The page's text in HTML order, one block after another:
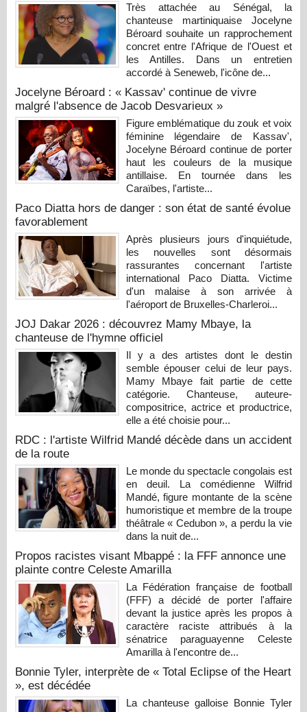
Très attachée au Sénégal, la
chanteuse martiniquaise Jocelyne
Béroard souhaite un rapprochement
concret entre l'Afrique de l'Ouest et
les Antilles. Dans un entretien
accordé à Seneweb, l'icône de...
Jocelyne Béroard : « Kassav' continue de vivre
malgré l'absence de Jacob Desvarieux »
Figure emblématique du zouk et voix
féminine légendaire de Kassav',
Jocelyne Béroard continue de porter
haut les couleurs de la musique
antillaise. En tournée dans les
Caraïbes, l'artiste...
Paco Diatta hors de danger : son état de santé évolue
favorablement
Après plusieurs jours d'inquiétude,
les nouvelles sont désormais
rassurantes concernant l'artiste
international Paco Diatta. Victime
d'un malaise à son arrivée à
l'aéroport de Bruxelles-Charleroi...
JOJ Dakar 2026 : découvrez Mamy Mbaye, la
chanteuse de l'hymne officiel
Il y a des artistes dont le destin
semble épouser celui de leur pays.
Mamy Mbaye fait partie de cette
catégorie. Chanteuse, auteure-
compositrice, actrice et productrice,
elle a été choisie pour...
RDC : l'artiste Wilfrid Mandé décède dans un accident
de la route
Le monde du spectacle congolais est
en deuil. La comédienne Wilfrid
Mandé, figure montante de la scène
humoristique et membre de la troupe
théâtrale « Cedubon », a perdu la vie
dans la nuit de...
Propos racistes visant Mbappé : la FFF annonce une
plainte contre Celeste Amarilla
La Fédération française de football
(FFF) a décidé de porter l'affaire
devant la justice après les propos à
caractère raciste attribués à la
sénatrice paraguayenne Celeste
Amarilla à l'encontre de...
Bonnie Tyler, interprète de « Total Eclipse of the Heart
», est décédée
La chanteuse galloise Bonnie Tyler